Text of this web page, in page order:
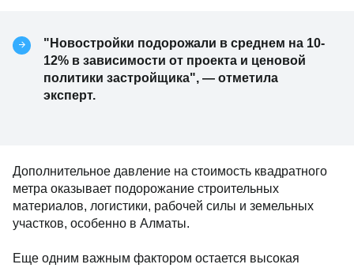
"Новостройки подорожали в среднем на 10-
12% в зависимости от проекта и ценовой
политики застройщика", — отметила
эксперт.
Дополнительное давление на стоимость квадратного
метра оказывает подорожание строительных
материалов, логистики, рабочей силы и земельных
участков, особенно в Алматы.
Еще одним важным фактором остается высокая